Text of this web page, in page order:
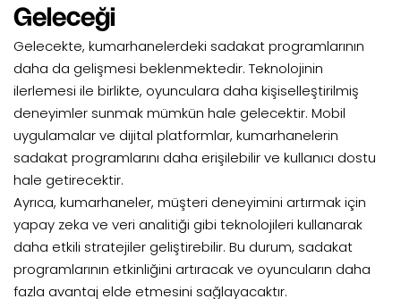
Geleceği
Gelecekte, kumarhanelerdeki sadakat programlarının
daha da gelişmesi beklenmektedir. Teknolojinin
ilerlemesi ile birlikte, oyunculara daha kişiselleştirilmiş
deneyimler sunmak mümkün hale gelecektir. Mobil
uygulamalar ve dijital platformlar, kumarhanelerin
sadakat programlarını daha erişilebilir ve kullanıcı dostu
hale getirecektir.
Ayrıca, kumarhaneler, müşteri deneyimini artırmak için
yapay zeka ve veri analitiği gibi teknolojileri kullanarak
daha etkili stratejiler geliştirebilir. Bu durum, sadakat
programlarının etkinliğini artıracak ve oyuncuların daha
fazla avantaj elde etmesini sağlayacaktır.